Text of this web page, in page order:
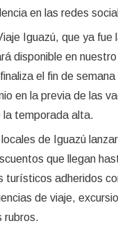
en las redes
Iguazú, que ya fue
disponible en
el fin de
en la previa de las
la temporada alta.
locales de Iguazú
que llegan
turísticos adheridos
de viaje,
rubros.